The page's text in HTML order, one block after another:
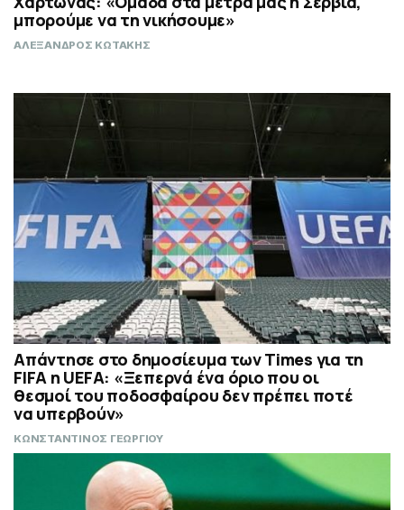
μπορούμε να τη νικήσουμε»
ΑΛΕΞΑΝΔΡΟΣ ΚΩΤΑΚΗΣ
Απάντησε στο δημοσίευμα των Times για τη
FIFA η UEFA: «Ξεπερνά ένα όριο που οι
θεσμοί του ποδοσφαίρου δεν πρέπει ποτέ
να υπερβούν»
ΚΩΝΣΤΑΝΤΙΝΟΣ ΓΕΩΡΓΙΟΥ